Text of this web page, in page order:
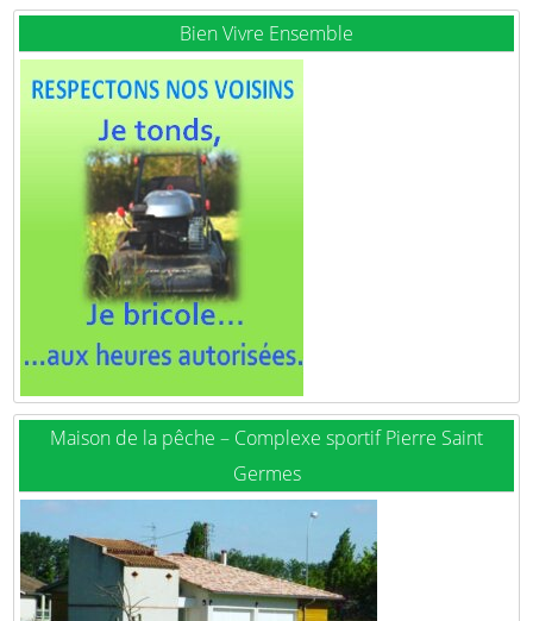
Bien Vivre Ensemble
Maison de la pêche – Complexe sportif Pierre Saint
Germes